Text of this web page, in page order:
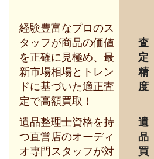
経験豊富なプロのス
タッフが商品の価値
を正確に見極め、最
新市場相場とトレン
ドに基づいた適正査
定で高額買取！
査
定
精
度
遺品整理士資格を持
つ直営店のオーディ
オ専門スタッフが対
遺
品
買